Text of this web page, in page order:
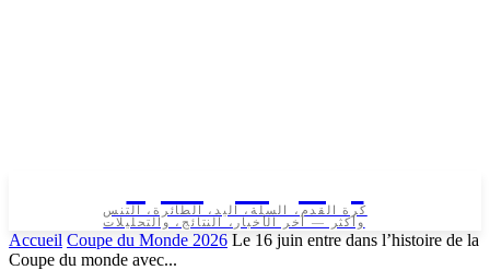
كرة القدم، السلة، اليد، الطائرة، التنس
وأكثر — آخر الأخبار، النتائج، والتحليلات
Accueil Coupe du Monde 2026 Le 16 juin entre dans l’histoire de la
Coupe du monde avec...